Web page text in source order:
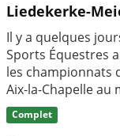
Liedekerke-
Il y a quelques
Sports Équestres
les championnats
Aix-la-Chapelle au
Complet